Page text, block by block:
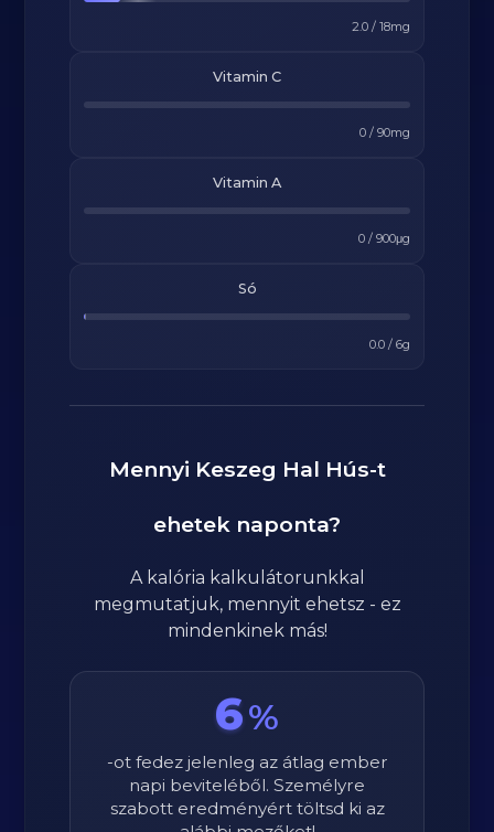
2.0/ 18mg
Vitamin C
0/ 90mg
Vitamin A
0/ 900μg
Só
0.0/ 6g
Mennyi Keszeg Hal Hús-t
ehetek naponta?
A kalória kalkulátorunkkal
megmutatjuk, mennyit ehetsz - ez
mindenkinek más!
6%
-ot fedez jelenleg az átlag ember
napi beviteléből. Személyre
szabott eredményért töltsd ki az